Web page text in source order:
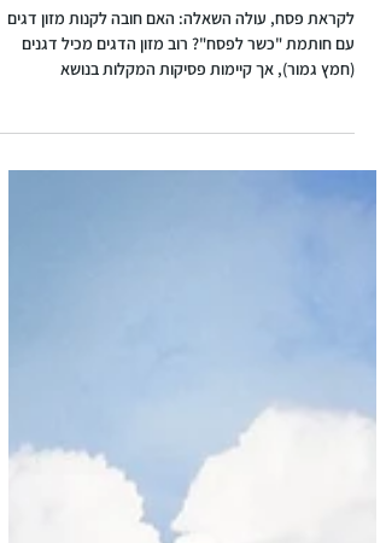
מזון דגים כשר לפסח?
(חמץ גמור), אך קיימות פסיקות המקלות בנושא